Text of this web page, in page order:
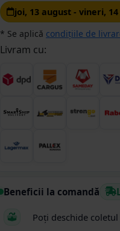
joi, 13 august - vineri,
* Se aplică condițiile de
Livram cu:
Beneficii la comandă
Poți deschide